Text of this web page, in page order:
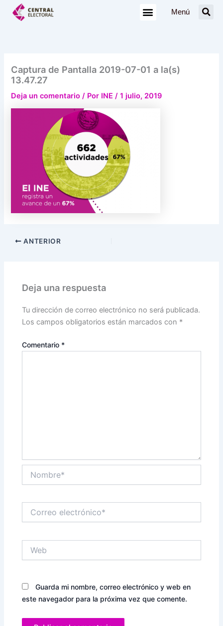
Menú
Captura de Pantalla 2019-07-01 a la(s)
13.47.27
Deja un comentario / Por INE/1 julio, 2019
ANTERIOR
Deja una respuesta
Tu dirección de correo electrónico no será publicada.
Los campos obligatorios están marcados con *
Comentario *
electrónico*
Guarda mi nombre, correo electrónico y web en
este navegador para la próxima vez que comente.